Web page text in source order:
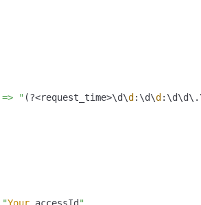
" (?<request_time>\d\d:\d\d
Your accessId"